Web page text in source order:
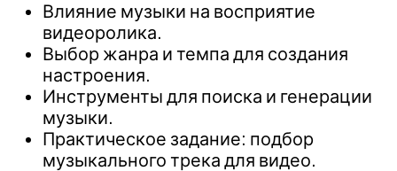
Влияние музыки на восприятие
видеоролика.
Выбор жанра и темпа для создания
настроения.
Инструменты для поиска и генерации
музыки.
Практическое задание: подбор
музыкального трека для видео.